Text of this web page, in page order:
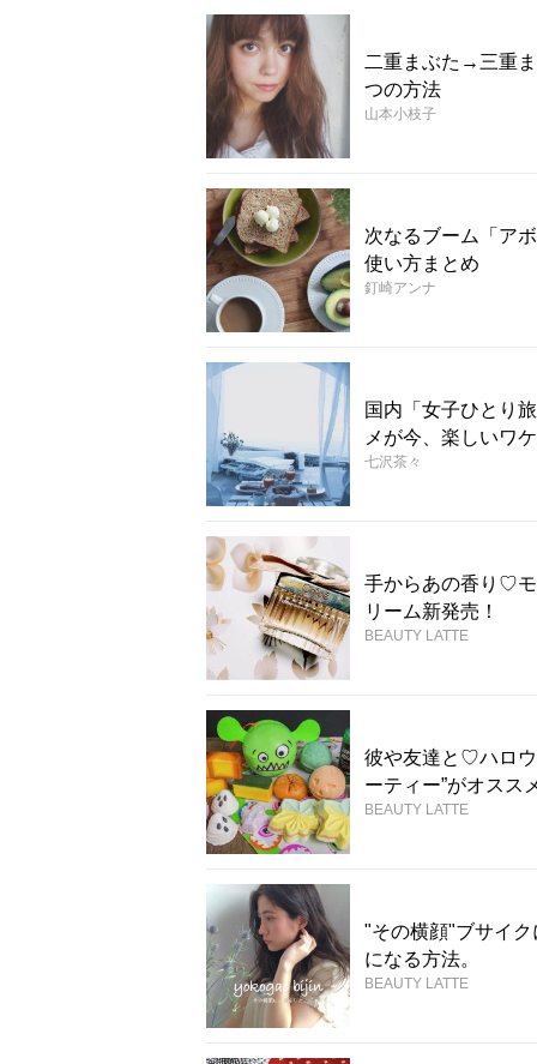
二重まぶた→三重
つの方法
山本小枝子
次なるブーム「ア
使い方まとめ
釘崎アンナ
国内「女子ひとり
メが今、楽しいワ
七沢茶々
手からあの香り♡
リーム新発売！
BEAUTY LATTE
彼や友達と♡ハロ
ーティー”がオスス
BEAUTY LATTE
"その横顔"ブサイ
になる方法。
BEAUTY LATTE